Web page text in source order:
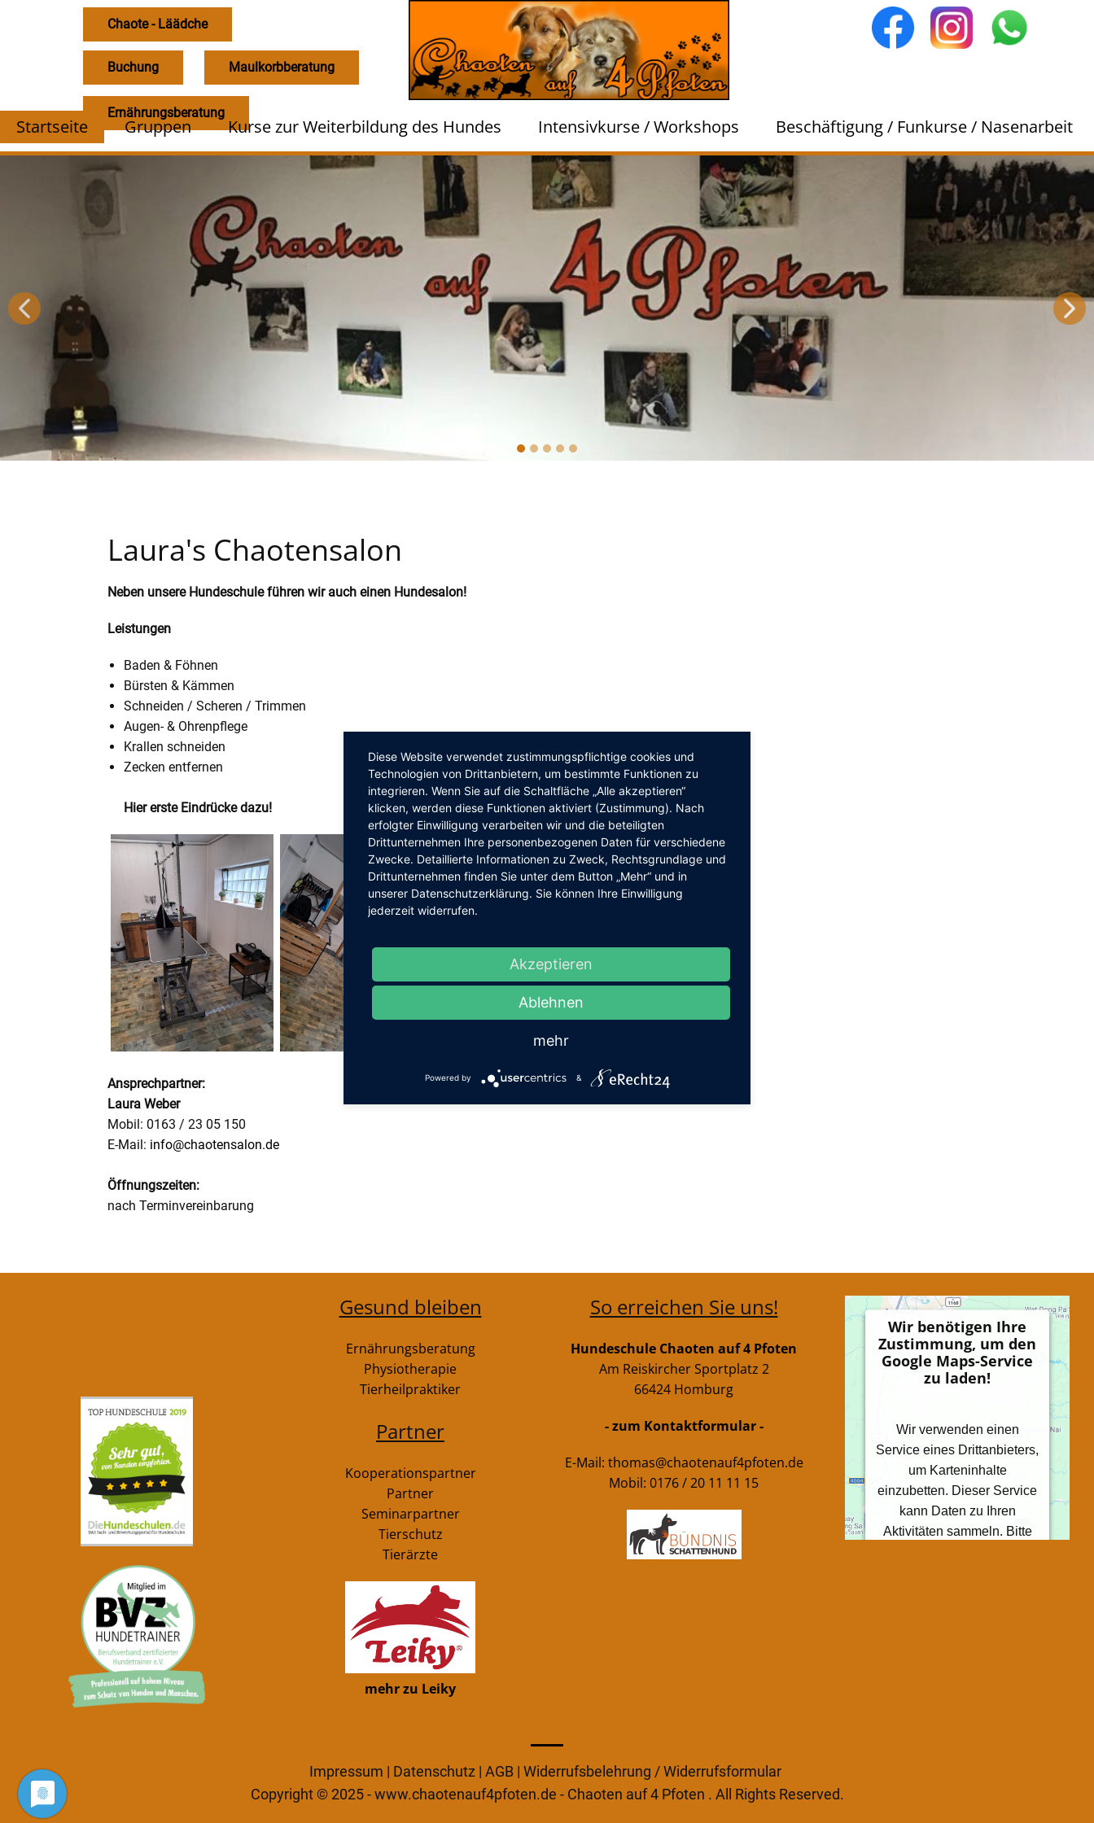
Chaote - Läädche
Buchung
Ernährungsberatung
Maulkorbberatung
Startseite Gruppen Kurse zur Weiterbildung des Hundes Intensivkurse / Workshops Beschäftigung / Funkurse / Nasenarbeit
Laura's Chaotensalon
Neben unsere Hundeschule führen wir auch einen Hundesalon!
Leistungen
Baden & Föhnen
Bürsten & Kämmen
Schneiden / Scheren / Trimmen
Augen- & Ohrenpflege
Krallen schneiden
Zecken entfernen
Hier erste Eindrücke dazu!
Ansprechpartner:
Laura Weber
Mobil: 0163 / 23 05 150
E-Mail: info@chaotensalon.de
Öffnungszeiten:
nach Terminvereinbarung
Gesund bleiben
Ernährungsberatung
Physiotherapie
Tierheilpraktiker
Partner
Kooperationspartner
Partner
Seminarpartner
Tierschutz
Tierärzte
mehr zu Leiky
So erreichen Sie uns!
Hundeschule Chaoten auf 4 Pfoten
Am Reiskircher Sportplatz 2
66424 Homburg
- zum Kontaktformular -
E-Mail: thomas@chaotenauf4pfoten.de
Mobil: 0176 / 20 11 11 15
Wir benötigen Ihre
Zustimmung, um den
Google Maps-Service
zu laden!
Wir verwenden einen
Service eines Drittanbieters,
um Karteninhalte
einzubetten. Dieser Service
kann Daten zu Ihren
Aktivitäten sammeln. Bitte
Impressum | Datenschutz | AGB | Widerrufsbelehrung / Widerrufsformular
Copyright © 2025 - www.chaotenauf4pfoten.de - Chaoten auf 4 Pfoten . All Rights Reserved.
Diese Website verwendet zustimmungspflichtige cookies und
Technologien von Drittanbietern, um bestimmte Funktionen zu
integrieren. Wenn Sie auf die Schaltfläche „Alle akzeptieren“
klicken, werden diese Funktionen aktiviert (Zustimmung). Nach
erfolgter Einwilligung verarbeiten wir und die beteiligten
Drittunternehmen Ihre personenbezogenen Daten für verschiedene
Zwecke. Detaillierte Informationen zu Zweck, Rechtsgrundlage und
Drittunternehmen finden Sie unter dem Button „Mehr“ und in
unserer Datenschutzerklärung. Sie können Ihre Einwilligung
jederzeit widerrufen.
Akzeptieren
Ablehnen
mehr
Powered by &